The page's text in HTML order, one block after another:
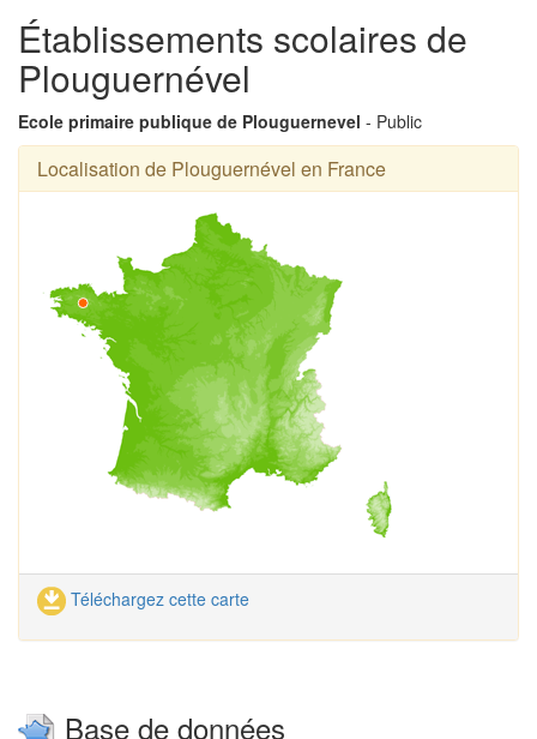
Établissements scolaires de
Plouguernével
Ecole primaire publique de Plouguernevel - Public
Localisation de Plouguernével en France
Téléchargez cette carte
Base de données